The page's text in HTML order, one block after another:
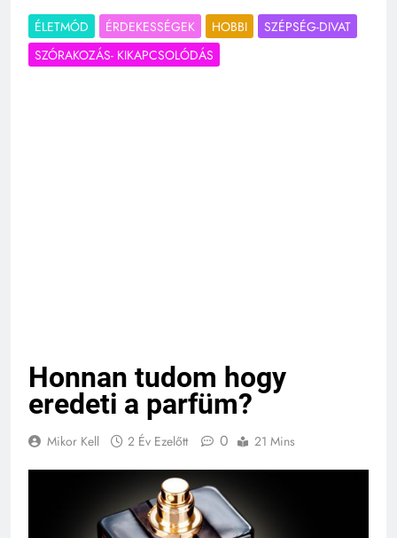
ÉLETMÓD ÉRDEKESSÉGEK HOBBI
SZÉPSÉG-DIVAT
SZÓRAKOZÁS- KIKAPCSOLÓDÁS
Honnan tudom hogy
eredeti a parfüm?
Mikor Kell 2 Év Ezelőtt 0 21 Mins